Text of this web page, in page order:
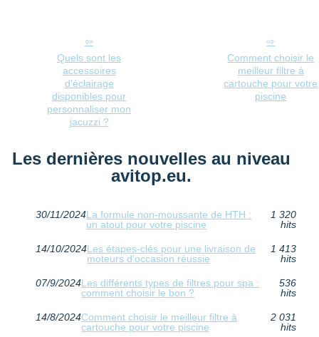
Quels sont les
accessoires
d'éclairage
disponibles pour
personnaliser mon
jacuzzi ?
Comment choisir le
meilleur filtre à
cartouche pour votre
piscine
Les dernières nouvelles au niveau
avitop.eu.
30/11/2024La formule non-moussante de HTH :
un atout pour votre piscine
1 320
hits
14/10/2024Les étapes-clés pour une livraison de
moteurs d'occasion réussie
1 413
hits
07/9/2024Les différents types de filtres pour spa :
comment choisir le bon ?
536
hits
14/8/2024Comment choisir le meilleur filtre à
cartouche pour votre piscine
2 031
hits